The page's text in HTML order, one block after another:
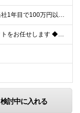
＜前給保証◆前職年収→当社1年目で100万円以上アップ実績あり◆基本的に全員毎年昇給＞ 月給45万円（固定残業代：30時間分/85,470円）※PM/PL/PMO経験2年以上 月給36万円（固定残業
◆首都圏近郊のプロジェクトをお任せします ◆転勤なし ◆自社オフィスで働ける案件もございます 【本社】 東京都中央区日本橋小伝馬町1-1 日本橋末広ビル6階 ※変更の範囲：上記を除く当社関連勤務地
検討中に入れる